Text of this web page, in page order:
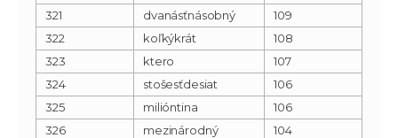
321
dvanásťnásobný
109
322
koľkýkrát
108
323
ktero
107
324
stošesťdesiat
106
325
milióntina
106
326
mezinárodný
104